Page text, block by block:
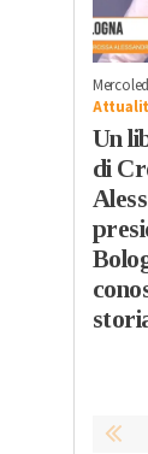
Un
di